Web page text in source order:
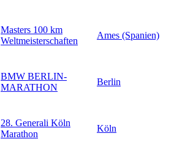
Masters 100 km
Weltmeisterschaften
Ames (Spanien)
BMW BERLIN-
MARATHON
Berlin
28. Generali Köln
Marathon
Köln